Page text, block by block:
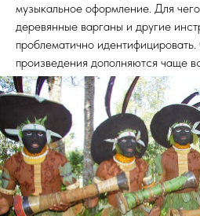
музыкальное оформление. Для
деревянные варганы и другие
проблематично
произведения дополняются чаще